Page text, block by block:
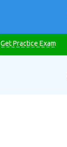
Get Practice Exam